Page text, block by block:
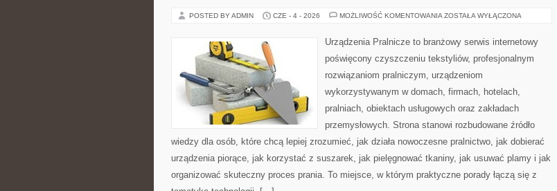
POSTED BY ADMIN CZE - 4 - 2026 MOŻLIWOŚĆ KOMENTOWANIA MODA
PRANIU
ZOSTAŁA WYŁĄCZONA
Urządzenia Pralnicze to branżowy serwis internetowy
poświęcony czyszczeniu tekstyliów, profesjonalnym
rozwiązaniom pralniczym, urządzeniom
wykorzystywanym w domach, firmach, hotelach,
pralniach, obiektach usługowych oraz zakładach
przemysłowych. Strona stanowi rozbudowane źródło
wiedzy dla osób, które chcą lepiej zrozumieć, jak działa nowoczesne pralnictwo, jak dobierać
urządzenia piorące, jak korzystać z suszarek, jak pielęgnować tkaniny, jak usuwać plamy i jak
organizować skuteczny proces prania. To miejsce, w którym praktyczne porady łączą się z